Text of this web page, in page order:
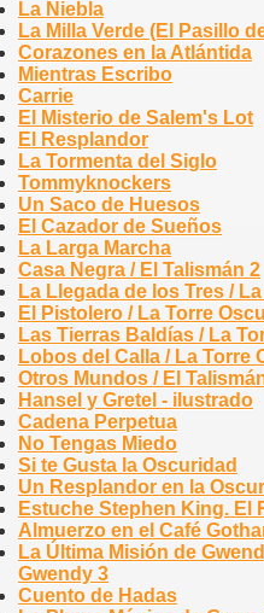
La Niebla
La Milla Verde (El Pasillo
Corazones en la Atlántida
Mientras Escribo
Carrie
El Misterio de Salem's Lot
El Resplandor
La Tormenta del Siglo
Tommyknockers
Un Saco de Huesos
El Cazador de Sueños
La Larga Marcha
Casa Negra / El Talismán 2
La Llegada de los Tres /
El Pistolero / La Torre
Las Tierras Baldías / La
Lobos del Calla / La Torre
Otros Mundos / El
Hansel y Gretel - ilustrado
Cadena Perpetua
No Tengas Miedo
Si te Gusta la Oscuridad
Un Resplandor en la
Estuche Stephen King. El
Almuerzo en el Café
La Última Misión de
Gwendy 3
Cuento de Hadas